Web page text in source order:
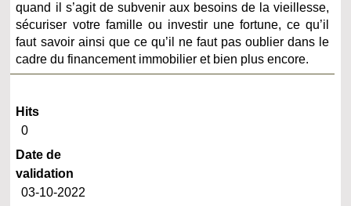
quand il s’agit de subvenir aux besoins de la vieillesse,
sécuriser votre famille ou investir une fortune, ce qu’il
faut savoir ainsi que ce qu’il ne faut pas oublier dans le
cadre du financement immobilier et bien plus encore.
Hits
0
Date de
validation
03-10-2022